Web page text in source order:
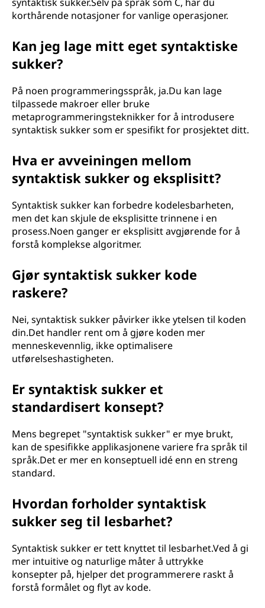
korthårende notasjoner for vanlige operasjoner.
Kan jeg lage mitt eget syntaktiske
sukker?
På noen programmeringsspråk, ja.Du kan lage
tilpassede makroer eller bruke
metaprogrammeringsteknikker for å introdusere
syntaktisk sukker som er spesifikt for prosjektet ditt.
Hva er avveiningen mellom
syntaktisk sukker og eksplisitt?
Syntaktisk sukker kan forbedre kodelesbarheten,
men det kan skjule de eksplisitte trinnene i en
prosess.Noen ganger er eksplisitt avgjørende for å
forstå komplekse algoritmer.
Gjør syntaktisk sukker kode
raskere?
Nei, syntaktisk sukker påvirker ikke ytelsen til koden
din.Det handler rent om å gjøre koden mer
menneskevennlig, ikke optimalisere
utførelseshastigheten.
Er syntaktisk sukker et
standardisert konsept?
Mens begrepet "syntaktisk sukker" er mye brukt,
kan de spesifikke applikasjonene variere fra språk til
språk.Det er mer en konseptuell idé enn en streng
standard.
Hvordan forholder syntaktisk
sukker seg til lesbarhet?
Syntaktisk sukker er tett knyttet til lesbarhet.Ved å gi
mer intuitive og naturlige måter å uttrykke
konsepter på, hjelper det programmerere raskt å
forstå formålet og flyt av kode.